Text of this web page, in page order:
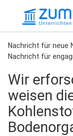
Nachricht für neue
Nachricht für
Wir
weisen